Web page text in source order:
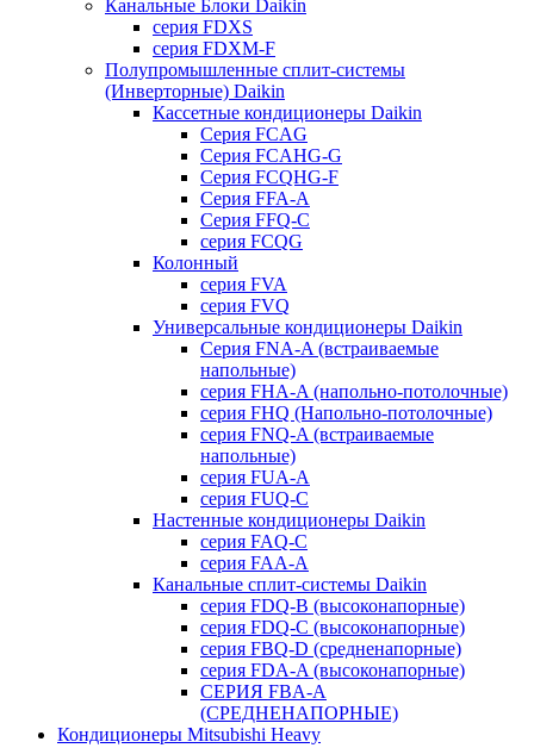
Канальные Блоки Daikin
серия FDXS
серия FDXM-F
Полупромышленные сплит-системы
(Инверторные) Daikin
Кассетные кондиционеры Daikin
Серия FCAG
Серия FCAHG-G
Серия FCQHG-F
Серия FFA-A
Серия FFQ-C
серия FCQG
Колонный
серия FVA
серия FVQ
Универсальные кондиционеры Daikin
Серия FNA-A (встраиваемые
напольные)
серия FHA-A (напольно-потолочные)
серия FHQ (Напольно-потолочные)
серия FNQ-A (встраиваемые
напольные)
серия FUA-A
серия FUQ-C
Настенные кондиционеры Daikin
серия FAQ-C
серия FAA-A
Канальные сплит-системы Daikin
серия FDQ-B (высоконапорные)
серия FDQ-C (высоконапорные)
серия FBQ-D (средненапорные)
серия FDA-A (высоконапорные)
СЕРИЯ FBA-A
(СРЕДНЕНАПОРНЫЕ)
Кондиционеры Mitsubishi Heavy